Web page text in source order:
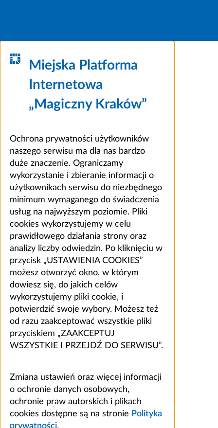
Miejska Platforma
Internetowa
„Magiczny Kraków”
Ochrona prywatności użytkowników
naszego serwisu ma dla nas bardzo
duże znaczenie. Ograniczamy
wykorzystanie i zbieranie informacji o
użytkownikach serwisu do niezbędnego
minimum wymaganego do świadczenia
usług na najwyższym poziomie. Pliki
cookies wykorzystujemy w celu
prawidłowego działania strony oraz
analizy liczby odwiedzin. Po kliknięciu w
przycisk „USTAWIENIA COOKIES”
możesz otworzyć okno, w którym
dowiesz się, do jakich celów
wykorzystujemy pliki cookie, i
potwierdzić swoje wybory. Możesz też
od razu zaakceptować wszystkie pliki
przyciskiem „ZAAKCEPTUJ
WSZYSTKIE I PRZEJDŹ DO SERWISU”.
Zmiana ustawień oraz więcej informacji
o ochronie danych osobowych,
ochronie praw autorskich i plikach
cookies dostępne są na stronie Polityka
prywatności.